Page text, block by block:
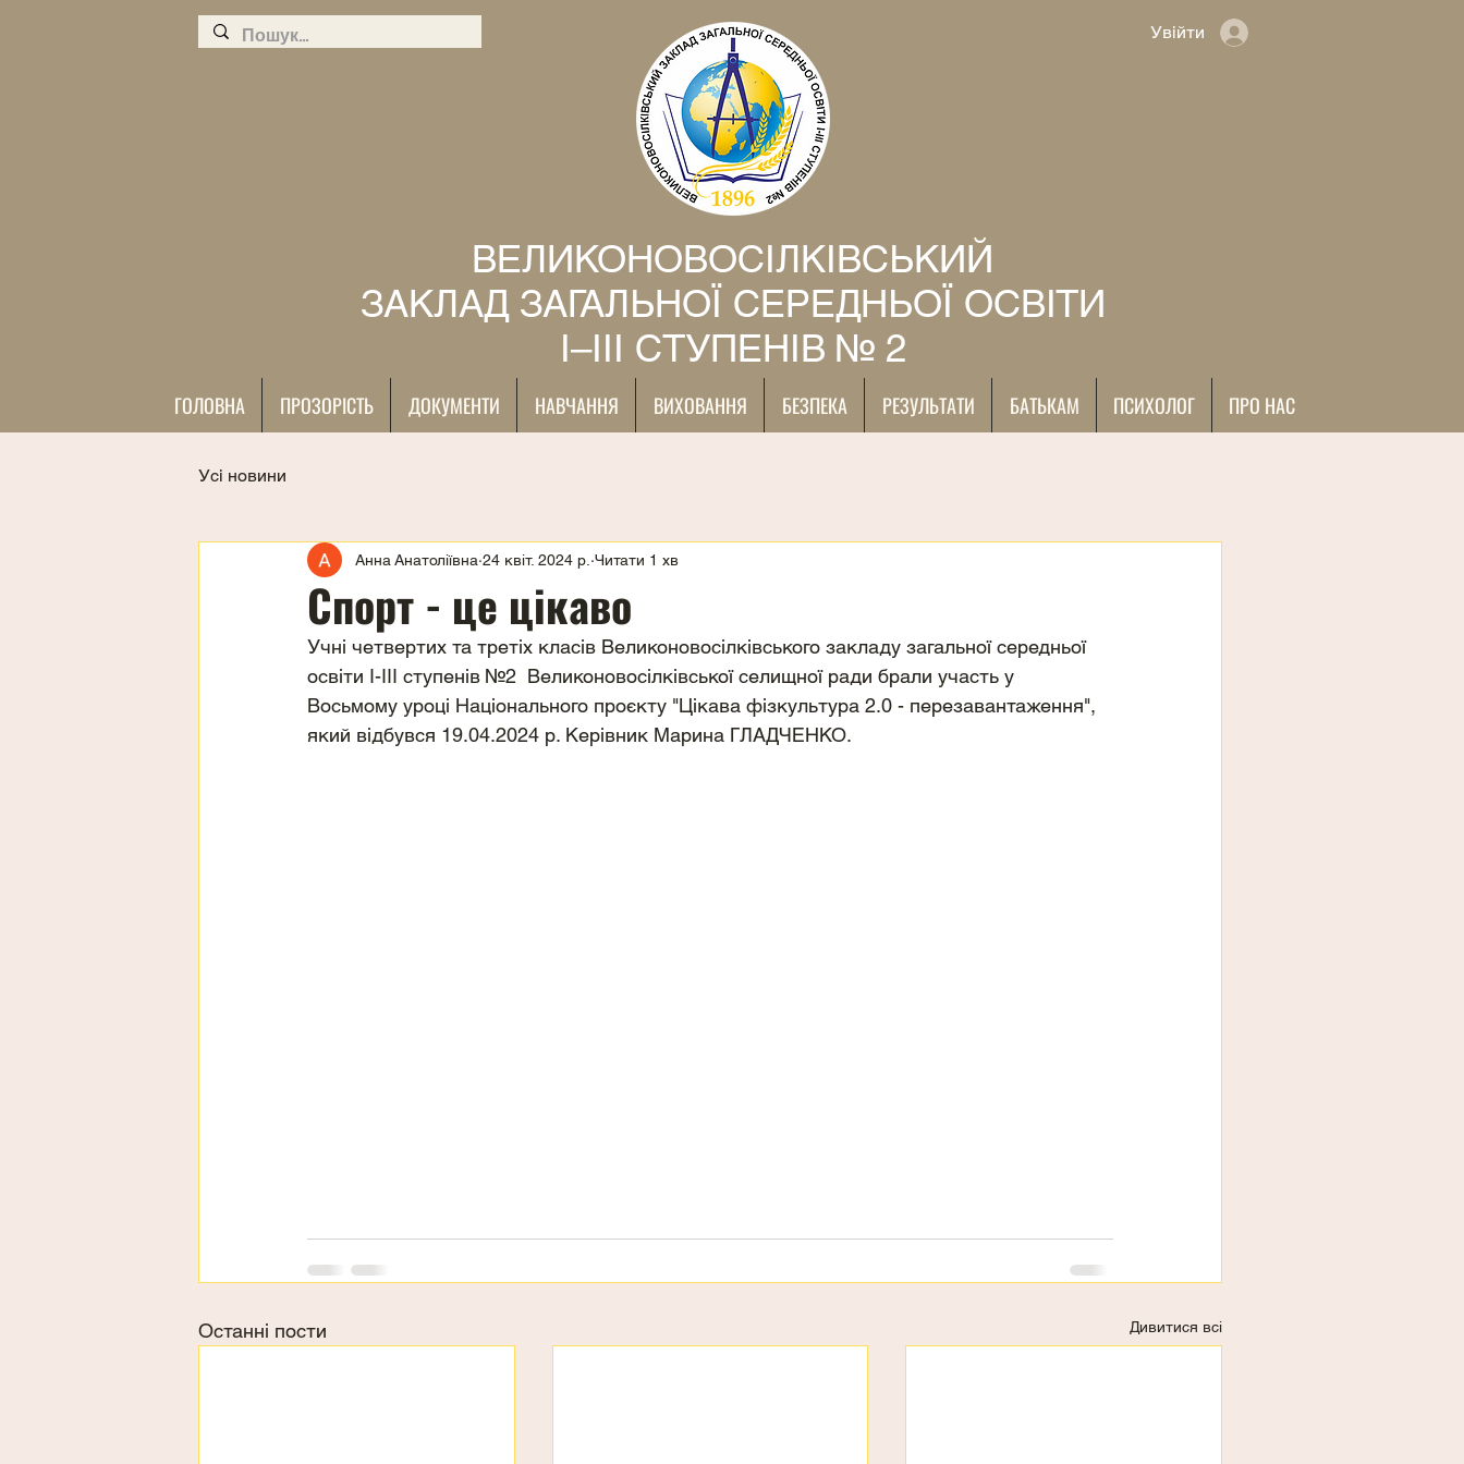
Увійти
ВЕЛИКОНОВОСІЛКІВСЬКИЙ
ЗАКЛАД ЗАГАЛЬНОЇ СЕРЕДНЬОЇ ОСВІТИ
І–ІІІ СТУПЕНІВ № 2
ГОЛОВНА ПРОЗОРІСТЬ ДОКУМЕНТИ НАВЧАННЯ ВИХОВАННЯ БЕЗПЕКА РЕЗУЛЬТАТИ БАТЬКАМ ПСИХОЛОГ ПРО НАС
Усі новини
Спорт - це цікаво
Анна Анатоліївна 24 квіт. 2024 р. Читати 1 хв
Учні четвертих та третіх класів Великоновосілківського закладу загальної середньої
освіти І-ІІІ ступенів №2  Великоновосілківської селищної ради брали участь у
Восьмому уроці Національного проєкту "Цікава фізкультура 2.0 - перезавантаження",
який відбувся 19.04.2024 р. Керівник Марина ГЛАДЧЕНКО.
Останні пости Дивитися всі